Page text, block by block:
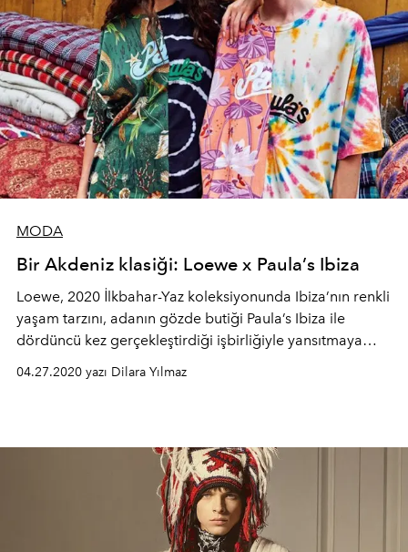
MODA
Bir Akdeniz klasiği: Loewe x Paula’s Ibiza
Loewe, 2020 İlkbahar-Yaz koleksiyonunda Ibiza’nın renkli
yaşam tarzını, adanın gözde butiği Paula’s Ibiza ile
dördüncü kez gerçekleştirdiği işbirliğiyle yansıtmaya
04.27.2020 yazı Dilara Yılmaz